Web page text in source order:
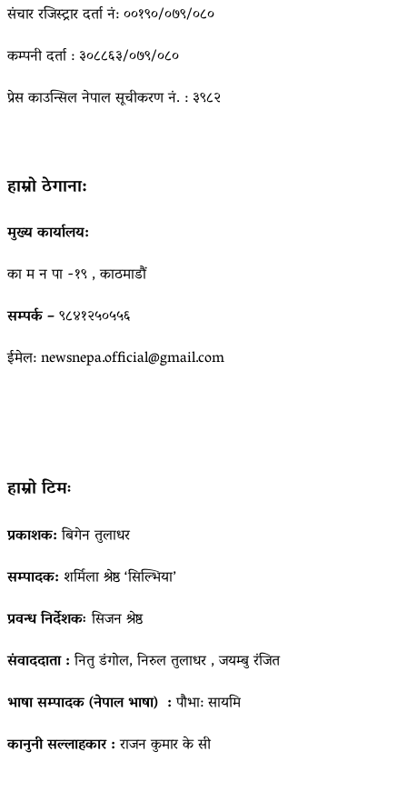
संचार रजिस्ट्रार दर्ता नं: ००१९०/०७९/०८०
कम्पनी दर्ता : ३०८८६३/०७९/०८०
प्रेस काउन्सिल नेपाल सूचीकरण नं. : ३९८२
हाम्रो ठेगाना:
मुख्य कार्यालय:
का म न पा -१९ , काठमाडौं
सम्पर्क –९८४१२५०५५६
ईमेल: newsnepa.official@gmail.com
हाम्रो टिमः
प्रकाशक:बिगेन तुलाधर
सम्पादक: शर्मिला श्रेष्ठ ‘सिल्भिया’
प्रवन्ध निर्देशकःसिजन श्रेष्ठ
संवाददाता :नितु डंगोल, निरुल तुलाधर , जयम्बु रंजित
भाषा सम्पादक (नेपाल भाषा) :पौभा: सायमि
कानुनी सल्लाहकार :राजन कुमार के सी